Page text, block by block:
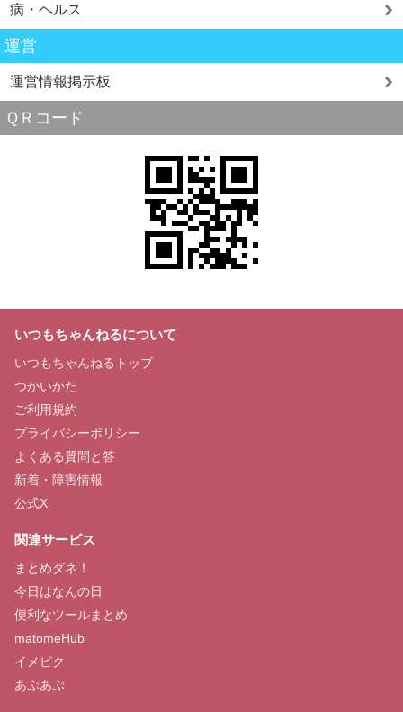
病・ヘルス
運営
運営情報掲示板
ＱＲコード
いつもちゃんねるについて
いつもちゃんねるトップ
つかいかた
ご利用規約
プライバシーポリシー
よくある質問と答
新着・障害情報
公式X
関連サービス
まとめダネ！
今日はなんの日
便利なツールまとめ
matomeHub
イメピク
あぷあぷ